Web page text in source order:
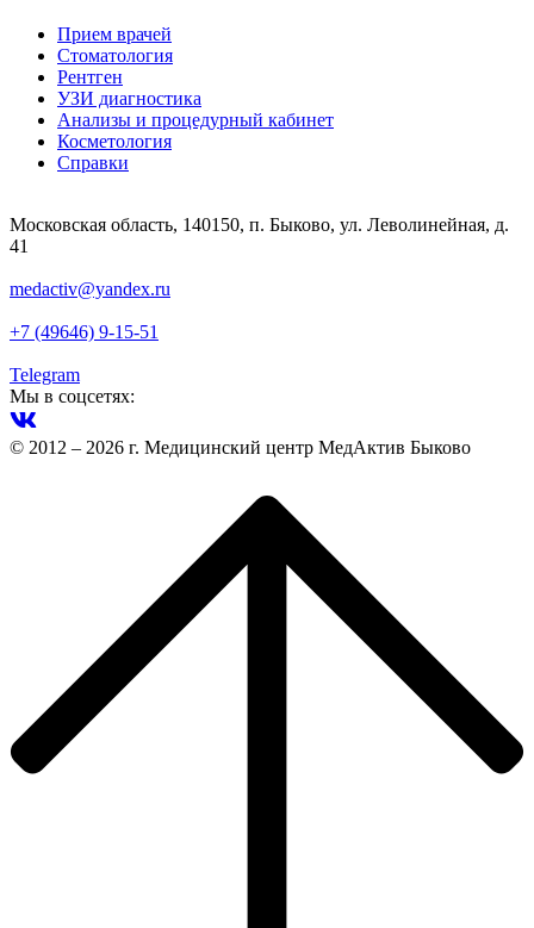
Прием врачей
Стоматология
Рентген
УЗИ диагностика
Анализы и процедурный кабинет
Косметология
Справки
Московская область, 140150, п. Быково, ул. Леволинейная, д.
41
medactiv@yandex.ru
+7 (49646) 9-15-51
Telegram
Мы в соцсетях:
© 2012 – 2026 г. Медицинский центр МедАктив Быково